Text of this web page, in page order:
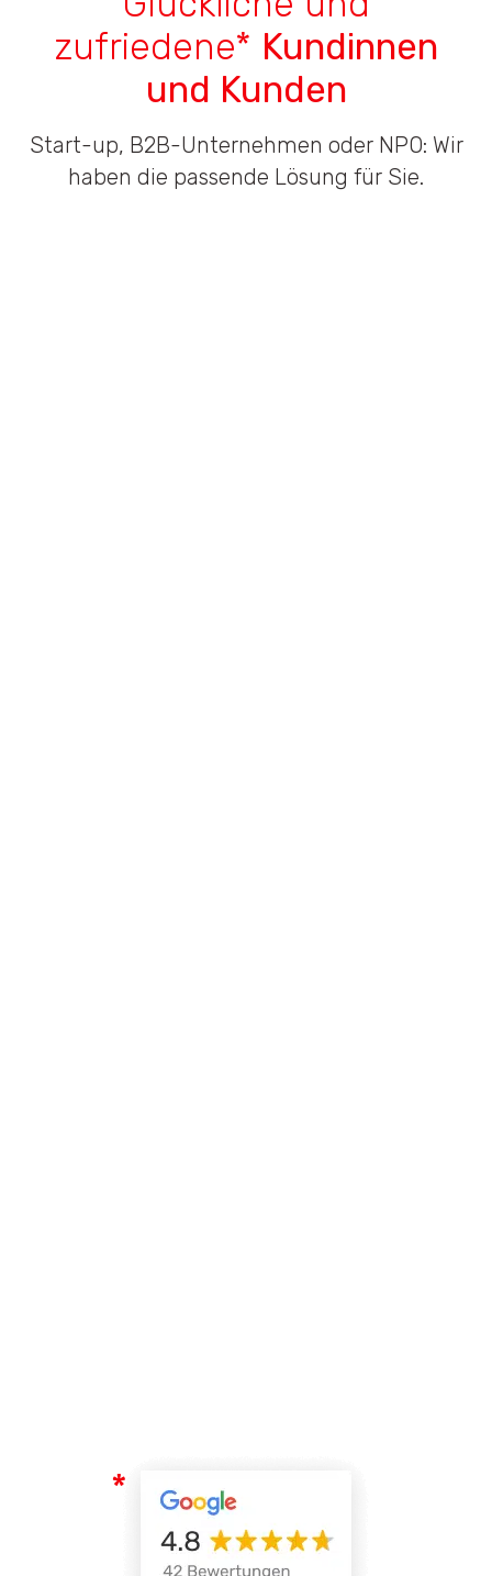
zufriedene* Kundinnen
und Kunden
Start-up, B2B-Unternehmen oder NPO: Wir
haben die passende Lösung für Sie.